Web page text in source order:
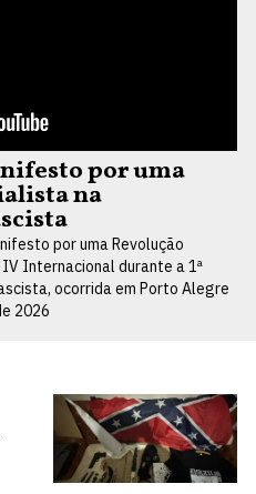
por uma
na
por uma Revolução
Internacional durante a 1ª
ocorrida em Porto Alegre
2026